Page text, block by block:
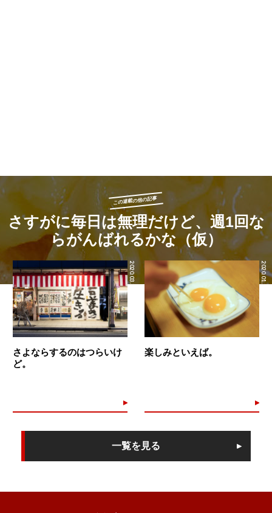
この連載の他の記事
さすがに毎日は無理だけど、週1回な
らがんばれるかな（仮）
2020.03.31
さよならするのはつらいけ
ど。
2020.01.24
楽しみといえば。
一覧を見る